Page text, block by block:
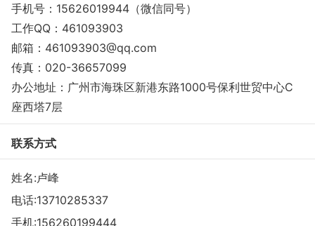
手机号：15626019944（微信同号）
工作QQ：461093903
邮箱：461093903@qq.com
传真：020-36657099
办公地址：广州市海珠区新港东路1000号保利世贸中心C
座西塔7层
联系方式
姓名:卢峰
电话:13710285337
手机:156260199444